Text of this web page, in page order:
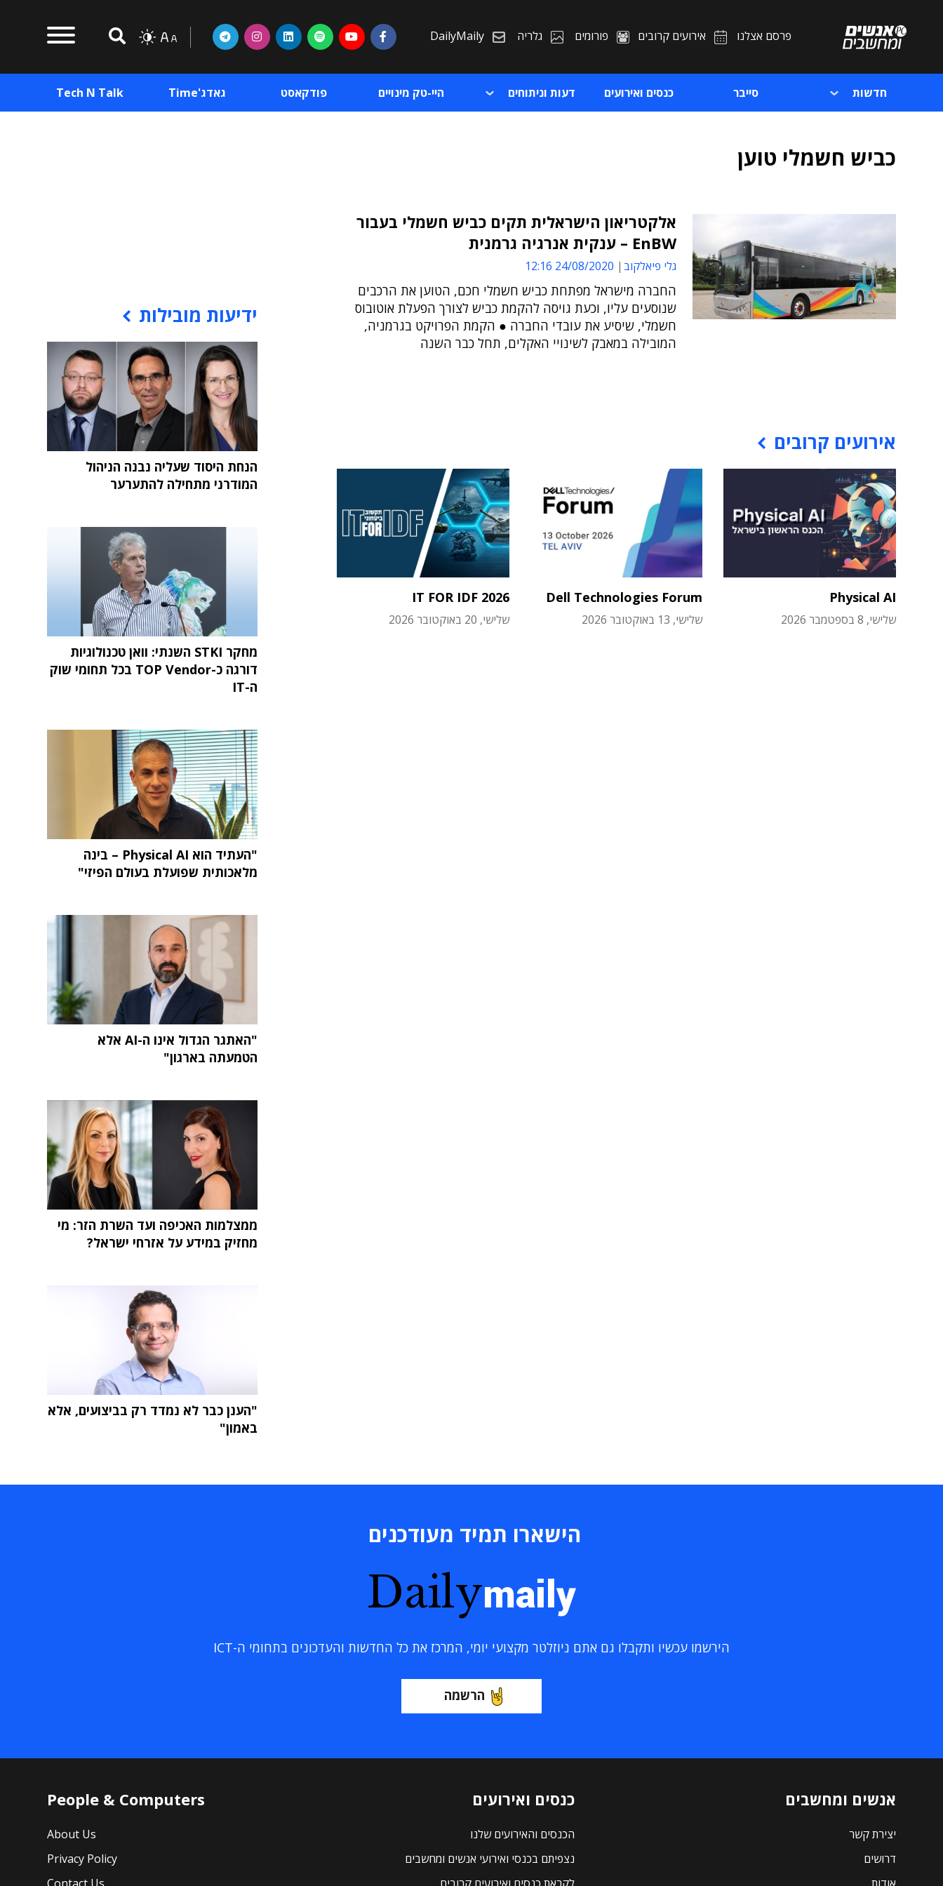
פרסם אצלנו אירועים קרובים פורומים גלריה DailyMaily
חדשות סייבר כנסים ואירועים דעות וניתוחים היי-טק מינויים פודקאסט גאדג'Time Tech N Talk
כביש חשמלי טוען
אלקטריאון הישראלית תקים כביש חשמלי בעבור
EnBW – ענקית אנרגיה גרמנית
גלי פיאלקוב 24/08/2020 12:16
החברה מישראל מפתחת כביש חשמלי חכם, הטוען את הרכבים
שנוסעים עליו, וכעת גויסה להקמת כביש לצורך הפעלת אוטובוס
חשמלי, שיסיע את עובדי החברה ● הקמת הפרויקט בגרמניה,
המובילה במאבק לשינויי האקלים, תחל כבר השנה
אירועים קרובים
Physical AI
שלישי, 8 בספטמבר 2026
Dell Technologies Forum
שלישי, 13 באוקטובר 2026
IT FOR IDF 2026
שלישי, 20 באוקטובר 2026
ידיעות מובילות
הנחת היסוד שעליה נבנה הניהול
המודרני מתחילה להתערער
מחקר STKI השנתי: וואן טכנולוגיות
דורגה כ-TOP Vendor בכל תחומי שוק
ה-IT
"העתיד הוא Physical AI – בינה
מלאכותית שפועלת בעולם הפיזי"
"האתגר הגדול אינו ה-AI אלא
הטמעתה בארגון"
ממצלמות האכיפה ועד השרת הזר: מי
מחזיק במידע על אזרחי ישראל?
"הענן כבר לא נמדד רק בביצועים, אלא
באמון"
הישארו תמיד מעודכנים
Dailymaily
הירשמו עכשיו ותקבלו גם אתם ניוזלטר מקצועי יומי, המרכז את כל החדשות והעדכונים בתחומי ה-ICT
הרשמה
אנשים ומחשבים
יצירת קשר
דרושים
כנסים ואירועים
הכנסים והאירועים שלנו
נצפיתם בכנסי ואירועי אנשים ומחשבים
People & Computers
About Us
Privacy Policy